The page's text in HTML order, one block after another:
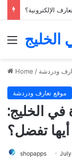
Menu
الخليج
Home / ودردشة
موقع تعارف ودردشة
في الخليج:
أيها تفضل؟
shopapps July